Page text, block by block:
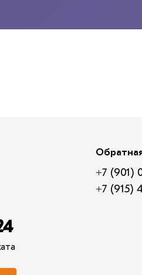
+7 (901)
+7 (915)